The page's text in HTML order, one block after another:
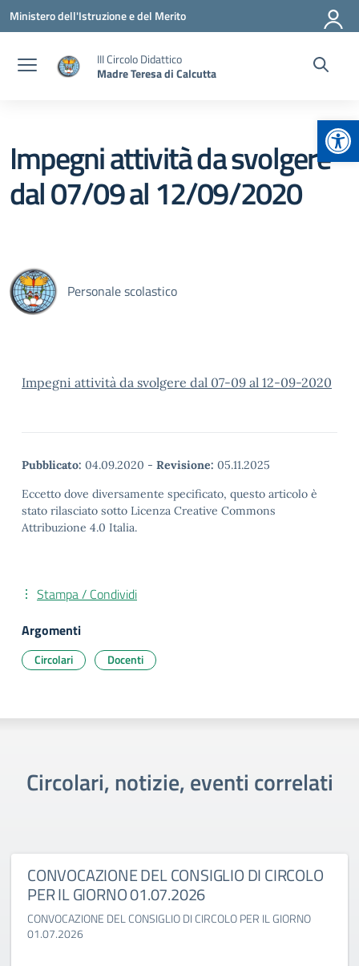
Vai ai contenuti
Vai al menu di navigazione
Vai al footer
Ministero dell'Istruzione e del Merito
III Circolo Didattico
Madre Teresa di Calcutta
Impegni attività da svolgere
dal 07/09 al 12/09/2020
Personale scolastico
Impegni attività da svolgere dal 07-09 al 12-09-2020
Pubblicato: 04.09.2020 - Revisione: 05.11.2025
Eccetto dove diversamente specificato, questo articolo è
stato rilasciato sotto Licenza Creative Commons
Attribuzione 4.0 Italia.
Stampa / Condividi
Argomenti
Circolari Docenti
Circolari, notizie, eventi correlati
CONVOCAZIONE DEL CONSIGLIO DI CIRCOLO
PER IL GIORNO 01.07.2026
CONVOCAZIONE DEL CONSIGLIO DI CIRCOLO PER IL GIORNO
01.07.2026